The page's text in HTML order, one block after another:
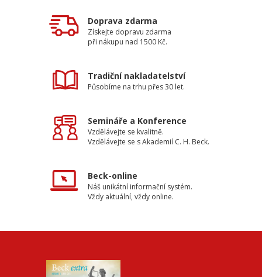
Doprava zdarma
Získejte dopravu zdarma
při nákupu nad 1500 Kč.
Tradiční nakladatelství
Působíme na trhu přes 30 let.
Semináře a Konference
Vzdělávejte se kvalitně.
Vzdělávejte se s Akademií C. H. Beck.
Beck-online
Náš unikátní informační systém.
Vždy aktuální, vždy online.